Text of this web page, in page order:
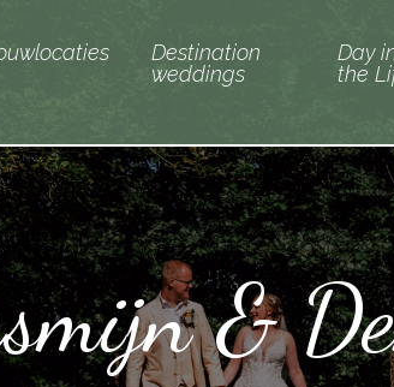
Destination
weddings
Day
the
&